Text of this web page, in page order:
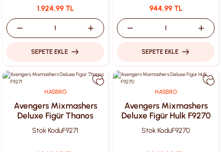
1.924,99 TL
SEPETE EKLE
944,99 TL
SEPETE EKLE
HASBRO
Avengers Mixmashers
Deluxe Figür Thanos
F9271
Stok KoduF9271
HASBRO
Avengers Mixmashers
Deluxe Figür Hulk F9270
Stok KoduF9270